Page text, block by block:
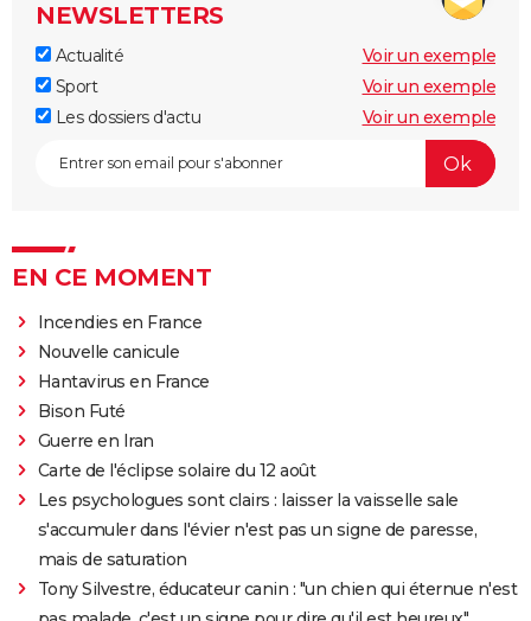
NEWSLETTERS
Actualité
Voir un exemple
Sport
Voir un exemple
Les dossiers d'actu
Voir un exemple
EN CE MOMENT
Incendies en France
Nouvelle canicule
Hantavirus en France
Bison Futé
Guerre en Iran
Carte de l'éclipse solaire du 12 août
Les psychologues sont clairs : laisser la vaisselle sale
s'accumuler dans l'évier n'est pas un signe de paresse,
mais de saturation
Tony Silvestre, éducateur canin : "un chien qui éternue n'est